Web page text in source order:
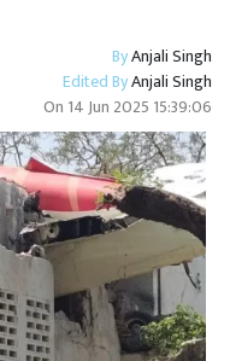
ByAnjali Singh
Edited ByAnjali Singh
On 14 Jun 2025 15:39:06